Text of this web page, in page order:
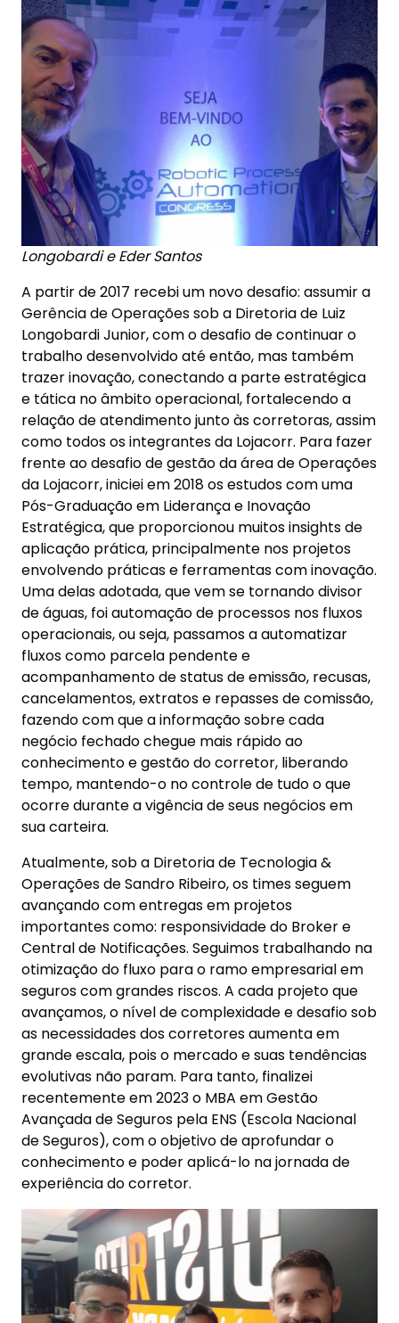
Longobardi e Eder Santos
A partir de 2017 recebi um novo desafio: assumir a
Gerência de Operações sob a Diretoria de Luiz
Longobardi Junior, com o desafio de continuar o
trabalho desenvolvido até então, mas também
trazer inovação, conectando a parte estratégica
e tática no âmbito operacional, fortalecendo a
relação de atendimento junto às corretoras, assim
como todos os integrantes da Lojacorr. Para fazer
frente ao desafio de gestão da área de Operações
da Lojacorr, iniciei em 2018 os estudos com uma
Pós-Graduação em Liderança e Inovação
Estratégica, que proporcionou muitos insights de
aplicação prática, principalmente nos projetos
envolvendo práticas e ferramentas com inovação.
Uma delas adotada, que vem se tornando divisor
de águas, foi automação de processos nos fluxos
operacionais, ou seja, passamos a automatizar
fluxos como parcela pendente e
acompanhamento de status de emissão, recusas,
cancelamentos, extratos e repasses de comissão,
fazendo com que a informação sobre cada
negócio fechado chegue mais rápido ao
conhecimento e gestão do corretor, liberando
tempo, mantendo-o no controle de tudo o que
ocorre durante a vigência de seus negócios em
sua carteira.
Atualmente, sob a Diretoria de Tecnologia &
Operações de Sandro Ribeiro, os times seguem
avançando com entregas em projetos
importantes como: responsividade do Broker e
Central de Notificações. Seguimos trabalhando na
otimização do fluxo para o ramo empresarial em
seguros com grandes riscos. A cada projeto que
avançamos, o nível de complexidade e desafio sob
as necessidades dos corretores aumenta em
grande escala, pois o mercado e suas tendências
evolutivas não param. Para tanto, finalizei
recentemente em 2023 o MBA em Gestão
Avançada de Seguros pela ENS (Escola Nacional
de Seguros), com o objetivo de aprofundar o
conhecimento e poder aplicá-lo na jornada de
experiência do corretor.